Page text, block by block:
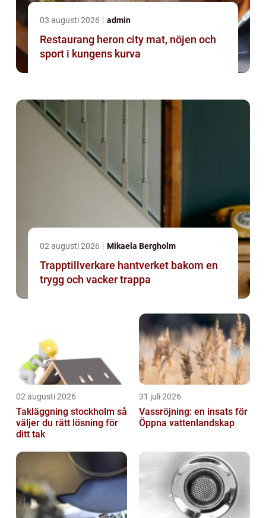
03 augusti 2026 admin
Restaurang heron city mat, nöjen och
sport i kungens kurva
02 augusti 2026 Mikaela Bergholm
Trapptillverkare hantverket bakom en
trygg och vacker trappa
02 augusti 2026
Takläggning stockholm så
väljer du rätt lösning för
ditt tak
31 juli 2026
Vassröjning: en insats för
Öppna vattenlandskap